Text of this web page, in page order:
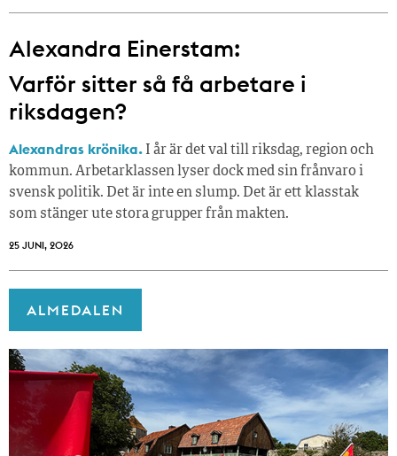
Alexandra Einerstam:
Varför sitter så få ­arbetare i
riksdagen?
Alexandras krönika. I år är det val till riksdag, region och
kommun. Arbetarklassen lyser dock med sin frånvaro i
svensk politik. Det är inte en slump. Det är ett klasstak
som stänger ute stora grupper från makt­en.
25 JUNI, 2026
ALMEDALEN